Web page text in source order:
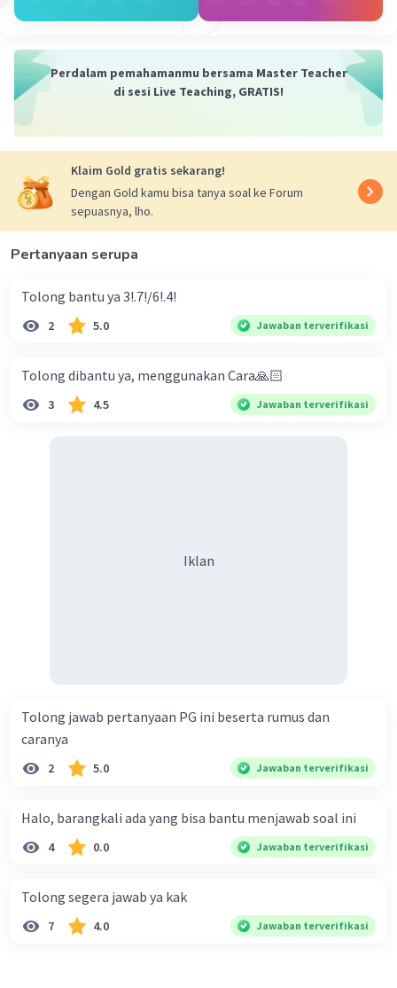
Perdalam pemahamanmu bersama Master Teacher
di sesi Live Teaching, GRATIS!
Klaim Gold gratis sekarang!
Dengan Gold kamu bisa tanya soal ke Forum
sepuasnya, lho.
Pertanyaan serupa
Tolong bantu ya 3!.7!/6!.4!
2 5.0 Jawaban terverifikasi
Tolong dibantu ya, menggunakan Cara🙏🏻
3 4.5 Jawaban terverifikasi
Iklan
Tolong jawab pertanyaan PG ini beserta rumus dan
caranya
2 5.0 Jawaban terverifikasi
Halo, barangkali ada yang bisa bantu menjawab soal ini
4 0.0 Jawaban terverifikasi
Tolong segera jawab ya kak
7 4.0 Jawaban terverifikasi